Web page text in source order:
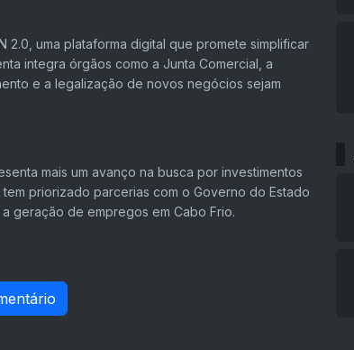
2.0, uma plataforma digital que promete simplificar
integra órgãos como a Junta Comercial, a
e a legalização de novos negócios sejam
mais um avanço na busca por investimentos
priorizado parcerias com o Governo do Estado
geração de empregos em Cabo Frio.